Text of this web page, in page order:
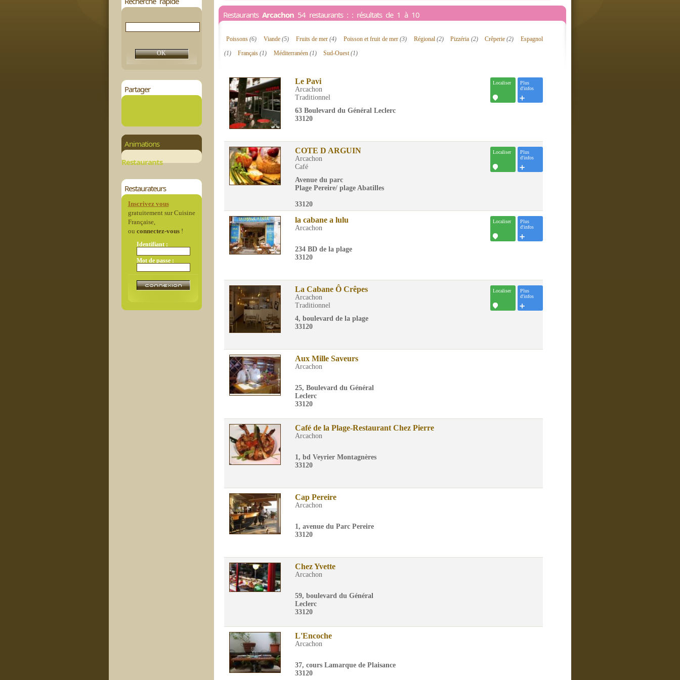
Partager
Animations
Restaurants
Restaurateurs
Inscrivez vous
gratuitement sur Cuisine
Française,
ou connectez-vous!
Identifiant :
Mot de passe :
Restaurants Arcachon 54 restaurants : : résultats de 1 à 10
Poissons(6) Viande(5) Fruits de mer(4) Poisson et fruit de mer (3) Régional (2) Pizzéria (2) Crêperie(2)
Espagnol
(1)
Français(1) Méditerranéen (1) Sud-Ouest(1)
Le Pavi
Arcachon
Traditionnel
63 Boulevard du Général Leclerc
33120
Plus
d'infos
Localiser
COTE D ARGUIN
Arcachon
Café
Avenue du parc
Plage Pereire/ plage Abatilles
33120
Plus
d'infos
Localiser
la cabane a lulu
Arcachon
234 BD de la plage
33120
Plus
d'infos
Localiser
La Cabane Ô Crêpes
Arcachon
Traditionnel
4, boulevard de la plage
33120
Plus
d'infos
Localiser
Aux Mille Saveurs
Arcachon
25, Boulevard du Général
Leclerc
33120
Café de la Plage-Restaurant Chez Pierre
Arcachon
1, bd Veyrier Montagnères
33120
Cap Pereire
Arcachon
1, avenue du Parc Pereire
33120
Chez Yvette
Arcachon
59, boulevard du Général
Leclerc
33120
L'Encoche
Arcachon
37, cours Lamarque de Plaisance
33120